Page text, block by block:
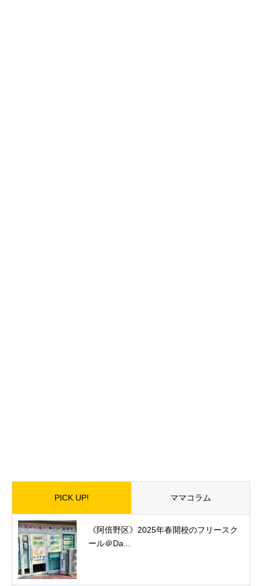
PICK UP! ママコラム
《阿倍野区》2025年春開校のフリースク
ール＠Da...